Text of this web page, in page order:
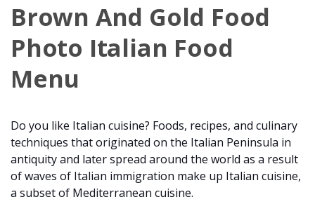
Brown And Gold Food
Photo Italian Food
Menu
Do you like Italian cuisine? Foods, recipes, and culinary
techniques that originated on the Italian Peninsula in
antiquity and later spread around the world as a result
of waves of Italian immigration make up Italian cuisine,
a subset of Mediterranean cuisine.